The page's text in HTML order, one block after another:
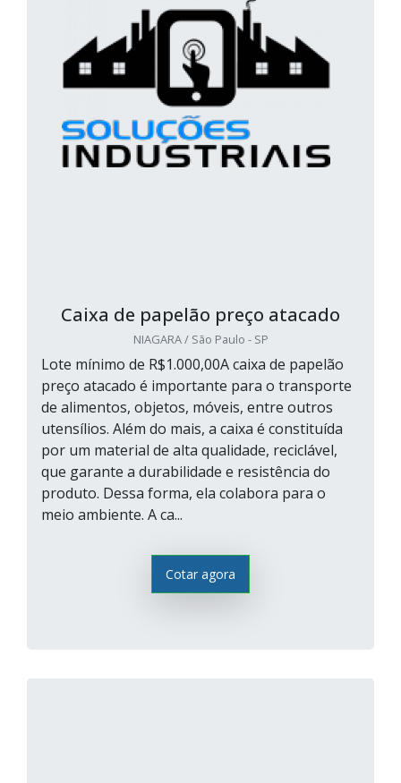
Caixa de papelão preço atacado
NIAGARA / São Paulo - SP
Lote mínimo de R$1.000,00A caixa de papelão
preço atacado é importante para o transporte
de alimentos, objetos, móveis, entre outros
utensílios. Além do mais, a caixa é constituída
por um material de alta qualidade, reciclável,
que garante a durabilidade e resistência do
produto. Dessa forma, ela colabora para o
meio ambiente. A ca...
Cotar agora